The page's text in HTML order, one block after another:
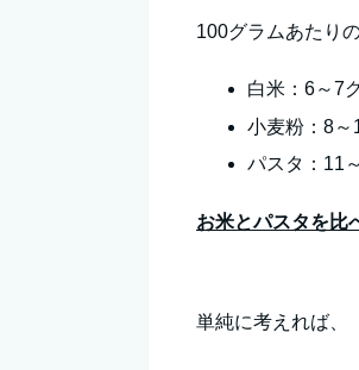
100グラムあたり
白米：6～7
小麦粉：8～
パスタ：11
お米とパスタを比
単純に考えれば、